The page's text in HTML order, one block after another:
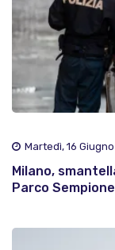
Martedì, 16
Milano,
Parco